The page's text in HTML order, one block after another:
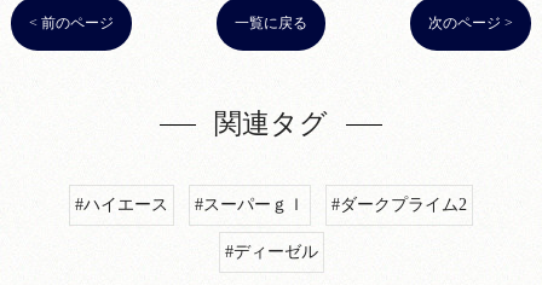
< 前のページ 一覧に戻る 次のページ >
関連タグ
#ハイエース #スーパーｇｌ #ダークプライム2
#ディーゼル